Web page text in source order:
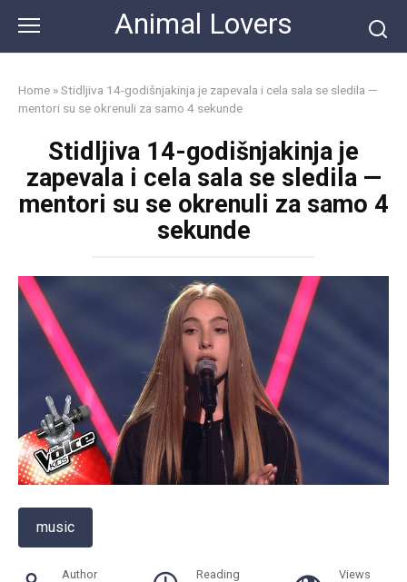
content
Animal Lovers
Home »Stidljiva 14-godišnjakinja je zapevala i cela sala se sledila —
mentori su se okrenuli za samo 4 sekunde
Stidljiva 14-godišnjakinja je
zapevala i cela sala se sledila —
mentori su se okrenuli za samo 4
sekunde
music
Author Reading Views